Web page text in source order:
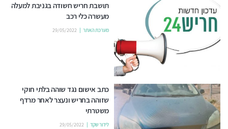
תושבת חריש חשודה בגניבת למעלה
מעשרה כלי רכב
מערכת האתר 29/05/2022
כתב אישום נגד שוהה בלתי חוקי
שזוהה בחריש ונעצר לאחר מרדף
משטרתי
לידור שקד 29/05/2022